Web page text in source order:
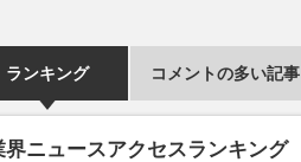
ランキング コメントの多い記事
界ニュースアクセスランキング